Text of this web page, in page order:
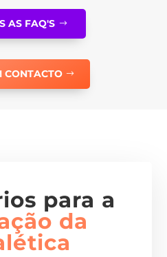
AS FAQ'S
CONTACTO
para a
da